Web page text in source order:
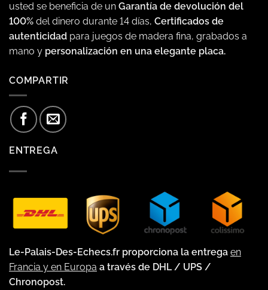
usted se beneficia de un Garantía de devolución del
100% del dinero durante 14 días, Certificados de
autenticidad para juegos de madera fina, grabados a
mano y personalización en una elegante placa.
COMPARTIR
ENTREGA
Le-Palais-Des-Echecs.fr proporciona la entrega en
Francia y en Europa a través de DHL / UPS /
Chronopost.